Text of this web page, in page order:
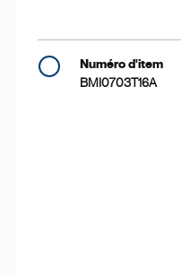
BMI0703T16A